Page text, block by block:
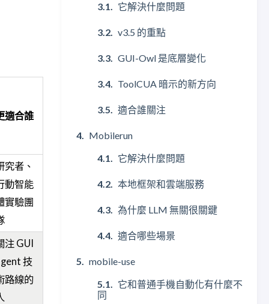
它解決什麼問題
v3.5 的重點
GUI-Owl 是底層變化
ToolCUA 暗示的新方向
適合誰關注
Mobilerun
它解決什麼問題
本地框架和雲端服務
為什麼 LLM 無關很關鍵
適合哪些場景
mobile-use
它和普通手機自動化有什麼不
同
適合誰
究者、
動智能
實驗團
注 GUI
技
路線的